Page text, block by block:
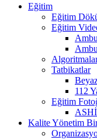
Eğitim
Eğitim
Eğitim
Tatbikatlar
112
Eğitim
Kalite Yönetim